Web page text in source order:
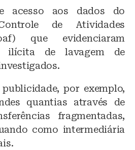
acesso aos dados do
de Atividades
que evidenciaram
ilícita de lavagem de
por exemplo,
quantias através de
fragmentadas,
como intermediária